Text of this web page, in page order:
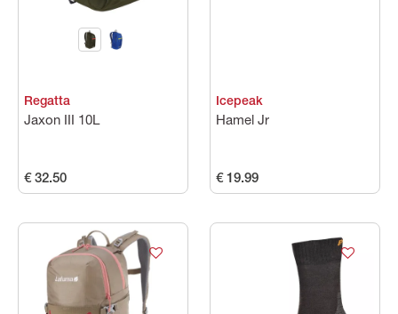
Prijs
Regatta
Jaxon III 10L
€ 32.50
Icepeak
Hamel Jr
€ 19.99